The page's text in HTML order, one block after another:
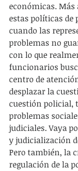
económicas. Más
estas políticas de
cuando las
problemas no
con lo que
funcionarios
centro de
desplazar la
cuestión policial,
problemas
judiciales. Vaya
y judicialización
Pero también, la
regulación de la